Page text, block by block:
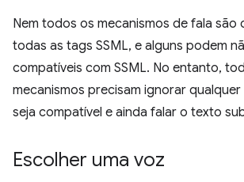
Nem todos os mecanismos de fala são
todas as tags SSML, e alguns podem
compatíveis com SSML. No entanto,
mecanismos precisam ignorar qualquer
seja compatível e ainda falar o texto
Escolher uma voz